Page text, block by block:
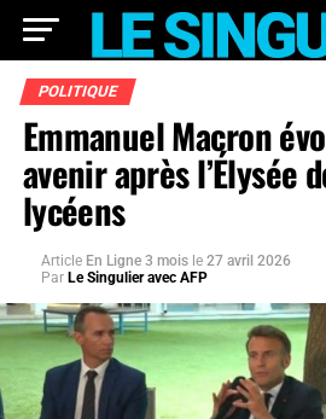
POLITIQUE
Emmanuel Macron
avenir après l’Élysée
lycéens
Article En Ligne 3 mois le 27 avril 2026
Par Le Singulier avec AFP